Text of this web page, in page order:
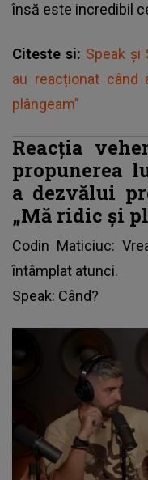
însă este incredibil
Citeste si: Speak și
au reacționat când
plângeam”
Reacția
propunerea
a dezvălui
„Mă ridic și
Codin Maticiuc:
întâmplat atunci.
Speak: Când?